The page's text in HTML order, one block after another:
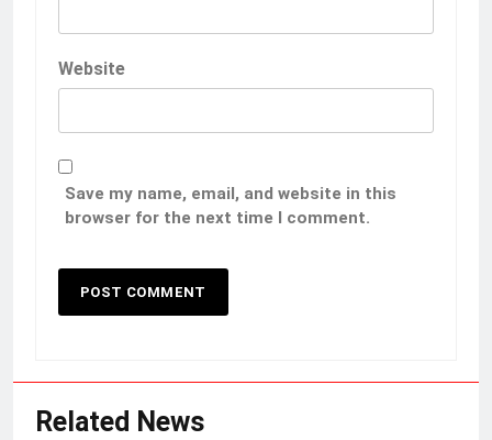
Website
Save my name, email, and website in this
browser for the next time I comment.
Related News